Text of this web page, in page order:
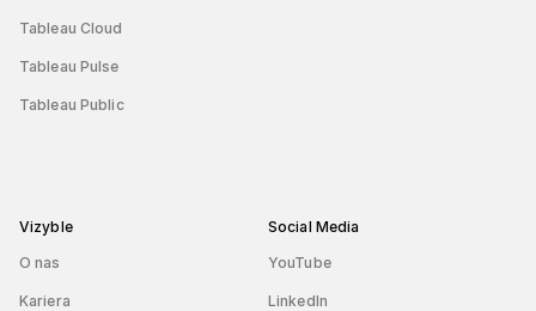
Tableau Cloud
Tableau Pulse
Tableau Public
Vizyble
O nas
Kariera
Social Media
YouTube
LinkedIn